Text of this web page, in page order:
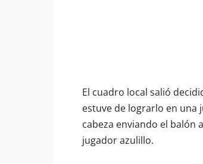
El cuadro local salió
estuve de lograrlo en una
cabeza enviando el balón
jugador azulillo.